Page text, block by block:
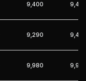
9,400
9,290
9,980